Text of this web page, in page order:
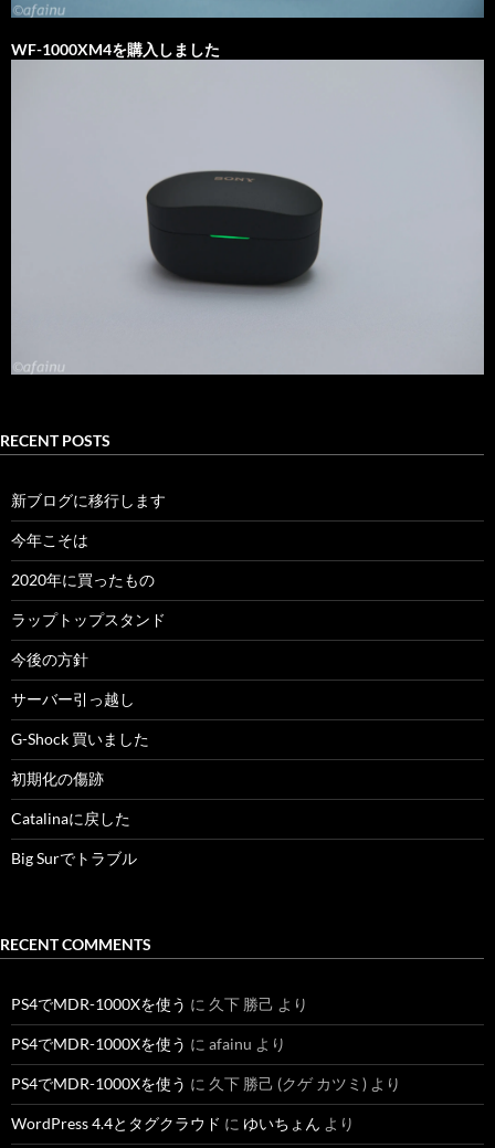
WF-1000XM4を購入しました
RECENT POSTS
新ブログに移行します
今年こそは
2020年に買ったもの
ラップトップスタンド
今後の方針
サーバー引っ越し
G-Shock 買いました
初期化の傷跡
Catalinaに戻した
Big Surでトラブル
RECENT COMMENTS
PS4でMDR-1000Xを使う に 久下 勝己 より
PS4でMDR-1000Xを使う に afainu より
PS4でMDR-1000Xを使う に 久下 勝己 (クゲ カツミ) より
WordPress 4.4とタグクラウド に ゆいちょん より